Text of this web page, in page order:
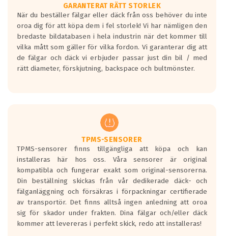
rullmotståndets ljud överträffa
motorljudet.
På däckmärkningen kommer det finnas
en symbol av ett däck med vågar. Hög
bullernivå markeras med svarta vågor
medans de vita vågorna påvisar om det är
ett tyst däck.
regelverket som introduceras år 2016.
Ett däck med två svarta vågor är redan
godkända för år 2016 nya regelverk.
Ett däck med en svart våg kommer vara
minst tre decibel tystare än det
regelverk som börjar gälla 2016.
GARANTERAT RÄTT STORLEK
När du beställer fälgar eller däck från oss behöver du inte
oroa dig för att köpa dem i fel storlek! Vi har nämligen den
bredaste bildatabasen i hela industrin när det kommer till
vilka mått som gäller för vilka fordon. Vi garanterar dig att
de fälgar och däck vi erbjuder passar just din bil / med
rätt diameter, förskjutning, backspace och bultmönster.
TPMS-SENSORER
TPMS-sensorer finns tillgängliga att köpa och kan
installeras här hos oss. Våra sensorer är original
kompatibla och fungerar exakt som original-sensorerna.
Din beställning skickas från vår dedikerade däck- och
fälganläggning och försäkras i förpackningar certifierade
av transportör. Det finns alltså ingen anledning att oroa
sig för skador under frakten. Dina fälgar och/eller däck
kommer att levereras i perfekt skick, redo att installeras!